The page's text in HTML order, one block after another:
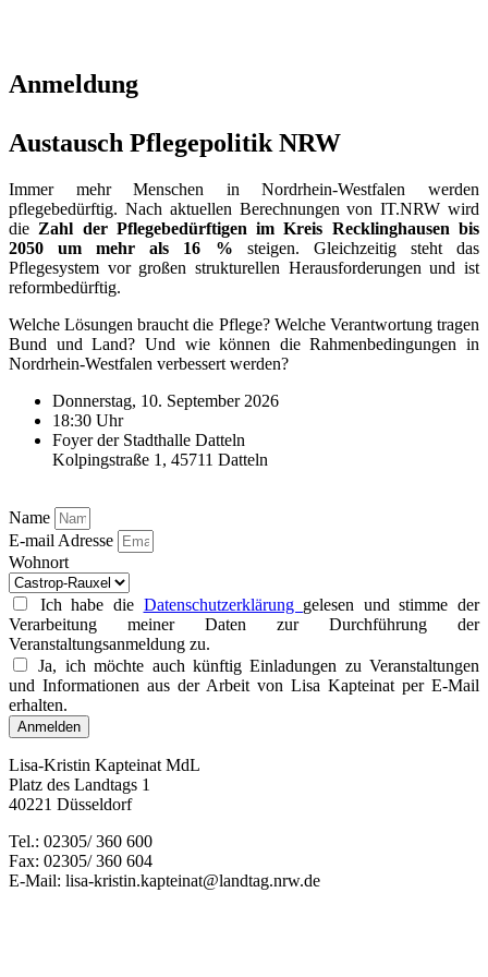
Anmeldung
Austausch Pflegepolitik NRW
Immer mehr Menschen in Nordrhein-Westfalen werden
pflegebedürftig. Nach aktuellen Berechnungen von IT.NRW wird
die Zahl der Pflegebedürftigen im Kreis Recklinghausen bis
2050 um mehr als 16 % steigen. Gleichzeitig steht das
Pflegesystem vor großen strukturellen Herausforderungen und ist
reformbedürftig.
Welche Lösungen braucht die Pflege? Welche Verantwortung tragen
Bund und Land? Und wie können die Rahmenbedingungen in
Nordrhein-Westfalen verbessert werden?
Donnerstag, 10. September 2026
18:30 Uhr​
Foyer der Stadthalle Datteln
Kolpingstraße 1, 45711 Datteln
Name
E-mail Adresse
Wohnort
Ich habe die Datenschutzerklärung gelesen und stimme der
Verarbeitung meiner Daten zur Durchführung der
Veranstaltungsanmeldung zu.
Ja, ich möchte auch künftig Einladungen zu Veranstaltungen
und Informationen aus der Arbeit von Lisa Kapteinat per E-Mail
erhalten.
Anmelden
Lisa-Kristin Kapteinat MdL
Platz des Landtags 1
40221 Düsseldorf
Tel.: 02305/ 360 600
Fax: 02305/ 360 604
E-Mail: lisa-kristin.kapteinat@landtag.nrw.de